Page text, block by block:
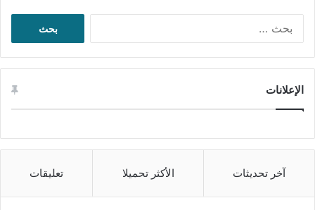
الإعلانات
آخر تحديثات الأكثر تحميلا تعليقات